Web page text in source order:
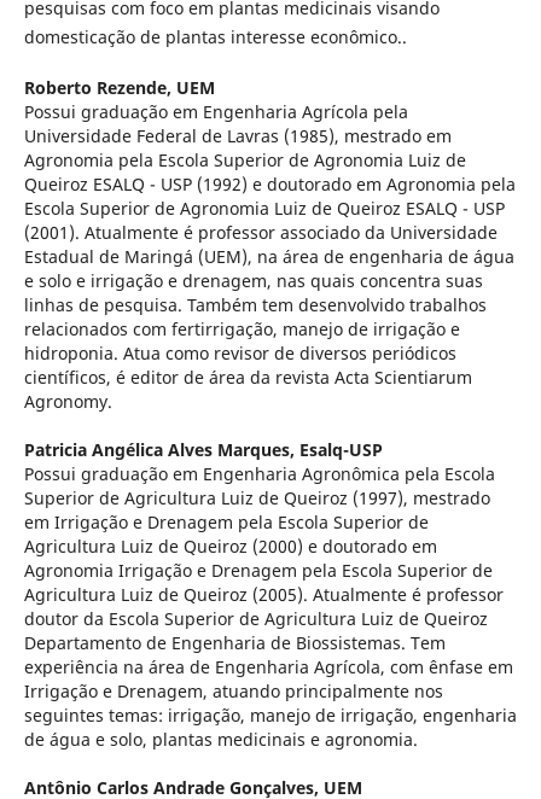
pesquisas com foco em plantas medicinais visando
domesticação de plantas interesse econômico..
Roberto Rezende, UEM
Possui graduação em Engenharia Agrícola pela
Universidade Federal de Lavras (1985), mestrado em
Agronomia pela Escola Superior de Agronomia Luiz de
Queiroz ESALQ - USP (1992) e doutorado em Agronomia pela
Escola Superior de Agronomia Luiz de Queiroz ESALQ - USP
(2001). Atualmente é professor associado da Universidade
Estadual de Maringá (UEM), na área de engenharia de água
e solo e irrigação e drenagem, nas quais concentra suas
linhas de pesquisa. Também tem desenvolvido trabalhos
relacionados com fertirrigação, manejo de irrigação e
hidroponia. Atua como revisor de diversos periódicos
científicos, é editor de área da revista Acta Scientiarum
Agronomy.
Patricia Angélica Alves Marques, Esalq-USP
Possui graduação em Engenharia Agronômica pela Escola
Superior de Agricultura Luiz de Queiroz (1997), mestrado
em Irrigação e Drenagem pela Escola Superior de
Agricultura Luiz de Queiroz (2000) e doutorado em
Agronomia Irrigação e Drenagem pela Escola Superior de
Agricultura Luiz de Queiroz (2005). Atualmente é professor
doutor da Escola Superior de Agricultura Luiz de Queiroz
Departamento de Engenharia de Biossistemas. Tem
experiência na área de Engenharia Agrícola, com ênfase em
Irrigação e Drenagem, atuando principalmente nos
seguintes temas: irrigação, manejo de irrigação, engenharia
de água e solo, plantas medicinais e agronomia.
Antônio Carlos Andrade Gonçalves, UEM